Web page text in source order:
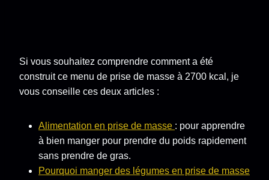
Si vous souhaitez comprendre comment a été
construit ce menu de prise de masse à 2700 kcal, je
vous conseille ces deux articles :
Alimentation en prise de masse : pour apprendre
à bien manger pour prendre du poids rapidement
sans prendre de gras.
Pourquoi manger des légumes en prise de masse